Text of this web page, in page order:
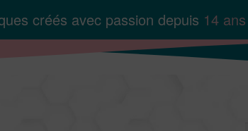
créés avec passion depuis 14 ans